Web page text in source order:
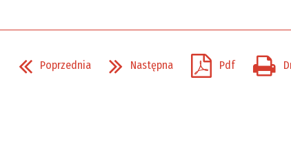
Poprzednia Następna Pdf